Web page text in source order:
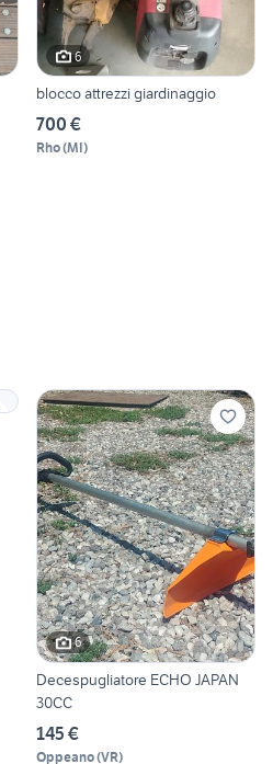
6
blocco attrezzi giardinaggio
700 €
Rho(MI)
6
Decespugliatore ECHO JAPAN
30CC
145 €
Oppeano(VR)